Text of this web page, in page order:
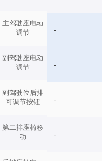
主驾驶座电动
调节
副驾驶座电动
调节
副驾驶位后排
可调节按钮
第二排座椅移
动
-
-
-
-